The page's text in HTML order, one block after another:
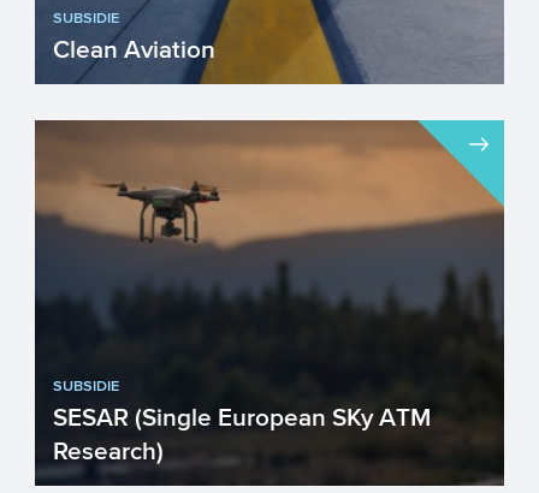
SUBSIDIE
Clean Aviation
het koolstofvrij maken v...
SUBSIDIE
SESAR (Single European SKy ATM
Research)